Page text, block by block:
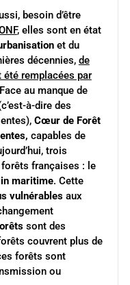
besoin d’être
, elles sont en état
et du
décennies, de
remplacées par
au manque de
à-dire des
Cœur de Forêt
capables de
trois
françaises : le
maritime. Cette
vulnérablesaux
sont des
couvrent plus de
forêts sont
ou